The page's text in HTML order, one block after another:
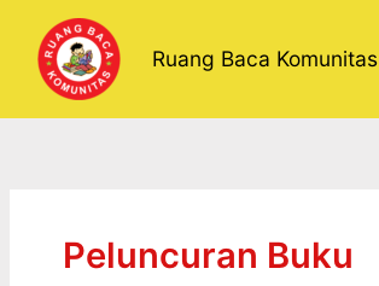
konten
Ruang Baca Komunitas
Peluncuran Buku